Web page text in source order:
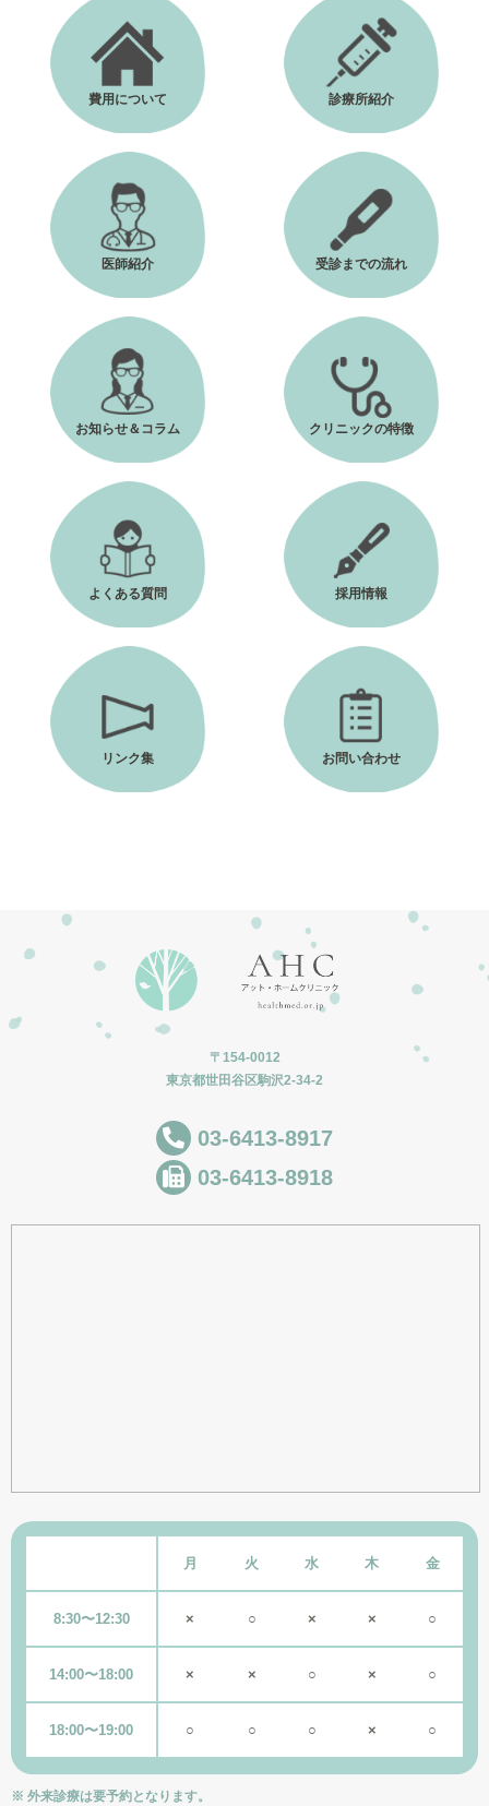
費用について 診療所紹介
医師紹介 受診までの流れ
お知らせ＆コラム クリニックの特徴
よくある質問 採用情報
リンク集 お問い合わせ
〒154-0012
東京都世田谷区駒沢2-34-2
03-6413-8917
03-6413-8918
月 火 水 木 金
8:30〜12:30 × ○ × × ○
14:00〜18:00 × × ○ × ○
18:00〜19:00 ○ ○ ○ × ○
※ 外来診療は要予約となります。